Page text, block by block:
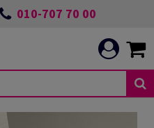
010-707 70 00